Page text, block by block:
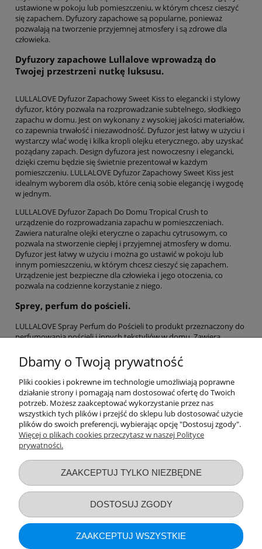
ustawione w pokoju lub pomieszczeniu, w którym chcesz cieszyć
się zapachem. Dyfuzory zapachowe są popularne, ponieważ
pozwalają na tworzenie przyjemnej atmosfery i są zdrowe dla
człowieka.
Dyfuzory zapachowe Lullalove wprowadzą do
Twojej przestrzeni nutkę luksusu.
LULLALOVE Dyfuzor Zapachowy Sweet Kiss to elegancki i stylowy
dyfuzor, który pozwala na rozprowadzanie subtelnego, słodkiego
zapachu w domu. Jest on wykonany z wysokiej jakości materiałów,
co zapewnia trwałość i niezawodność. Dyfuzor jest łatwy w użyciu i
wystarczy wlać wodę i kilka kropli olejku eterycznego, aby uzyskać
pożądany zapach. Design dyfuzora jest nowoczesny i elegancki,
dzięki czemu będzie się świetnie prezentował w każdym
pomieszczeniu. LULLALOVE Dyfuzor Zapachowy Sweet Kiss jest
idealnym wyborem dla osób, które cenią sobie elegancję i wygodę
w jednym.
LULLALOVE Dyfuzor Zapach Do Domu Tropical Crush to
urządzenie do rozprowadzania zapachu w pomieszczeniach.
Zawiera naturalne olejki eteryczne o zapachu cytrusowym, co
pozwala na stworzenie ciepłej i przyjemnej atmosfery w domu.
Dyfuzor jest łatwy w użyciu i można go ustawić w pokoju lub
innym pomieszczeniu, w którym chcesz cieszyć się zapachem.
Urządzenie jest bezpieczne dla człowieka i jego otoczenia, co
pozwala na codzienne korzystanie z niego.
Sprey, perfum do pościeli.
LULLALOVE Spray Perfum do Pościeli to produkt przeznaczony do
perfumowania pościeli i innych tekstyliów w domu. Zawiera
ulubionego zapachu. Spray jest łatwy w użyciu i można go użyć
bezpośrednio na pościel, ręcznik lub inne tekstylia. Jest to
doskonały sposób na stworzenie przyjemnej atmosfery w sypialni
lub w innym pomieszczeniu, w którym chcesz cieszyć się
zapachem. LULLALOVE Spray Perfum jest ekologiczny i bezpieczny
dla skóry, dlatego można go używać codziennie.
Informacje o sklepie
Dbamy o Twoją prywatność
Pliki cookies i pokrewne im technologie umożliwiają poprawne
działanie strony i pomagają nam dostosować ofertę do Twoich
potrzeb. Możesz zaakceptować wykorzystanie przez nas
wszystkich tych plików i przejść do sklepu lub dostosować użycie
plików do swoich preferencji, wybierając opcję "Dostosuj zgody".
Więcej o plikach cookies przeczytasz w naszej Polityce
prywatności.
ZAAKCEPTUJ TYLKO NIEZBĘDNE
DOSTOSUJ ZGODY
ZAAKCEPTUJ WSZYSTKIE